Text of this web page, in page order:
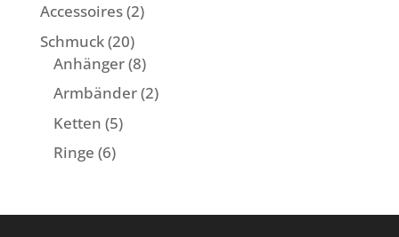
Accessoires(2)
Schmuck(20)
Anhänger(8)
Armbänder(2)
Ketten (5)
Ringe (6)